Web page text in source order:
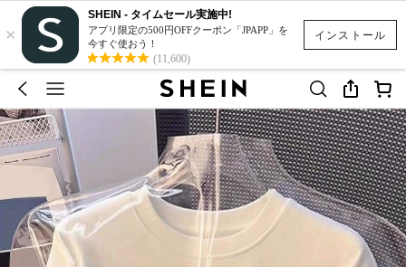
インストール
×
SHEIN - タイムセール実施中!
アプリ限定の500円OFFクーポン「JPAPP」を
今すぐ使おう！
(11,600)